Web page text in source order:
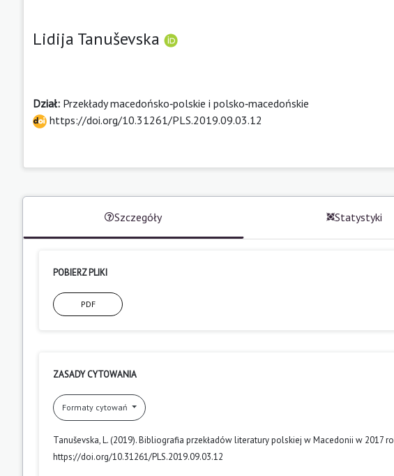
Lidija Tanuševska
Dział: Przekłady macedońsko‑polskie i polsko‑macedońskie
https://doi.org/10.31261/PLS.2019.09.03.12
Szczegóły Statystyki
POBIERZ PLIKI
PDF
ZASADY CYTOWANIA
Formaty cytowań
Tanuševska, L. (2019). Bibliografia przekładów literatury polskiej w Macedonii w 2017
https://doi.org/10.31261/PLS.2019.09.03.12